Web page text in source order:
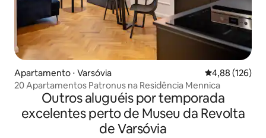
Apartamento ⋅ Varsóvia 4,88 de uma
4,88 (126)
20 Apartamentos Patronus na Residência Mennica
Outros aluguéis por temporada
excelentes perto de Museu da Revolta
de Varsóvia